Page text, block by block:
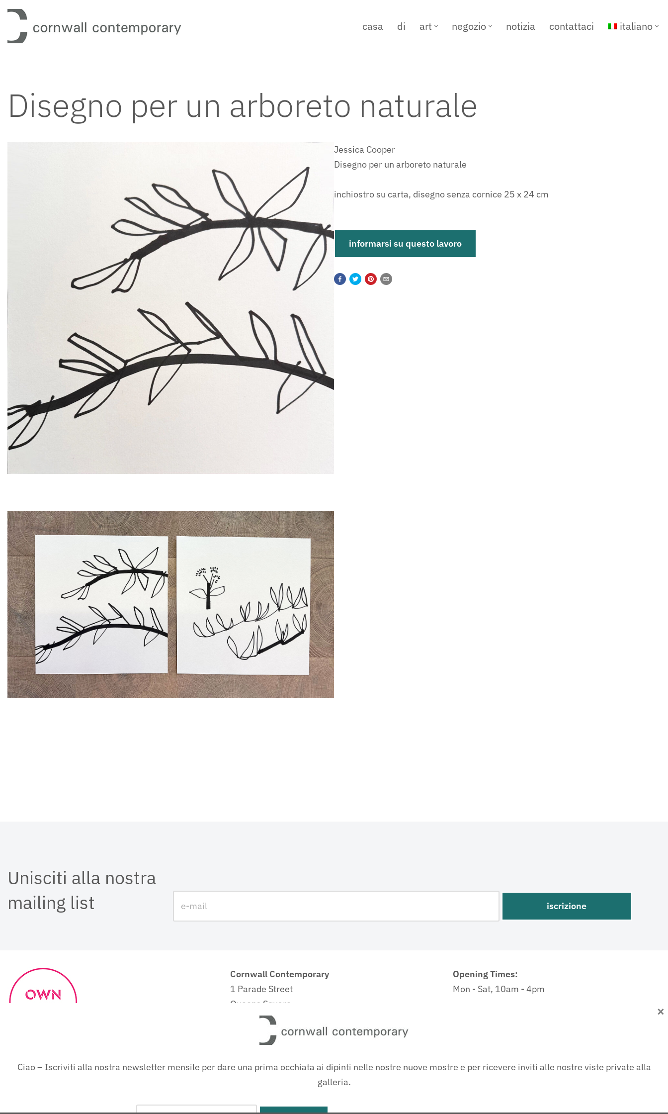
al
casa di art negozio notizia contattaci italiano
Disegno per un arboreto naturale
Jessica Cooper
Disegno per un arboreto naturale
inchiostro su carta, disegno senza cornice 25 x 24 cm
Unisciti alla nostra
mailing list
with an interest free loan
Cornwall Contemporary
1 Parade Street
Queens Square
Penzance
TR18 4BU
+44 (0)1736 874749
Opening Times:
Mon - Sat, 10am - 4pm
Ciao – Iscriviti alla nostra newsletter mensile per dare una prima occhiata ai dipinti nelle nostre nuove mostre e per ricevere inviti alle nostre viste private alla
galleria.
×